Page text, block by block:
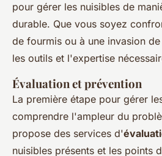
pour gérer les nuisibles de
durable. Que vous soyez
de fourmis ou à une invasion
les outils et l'expertise
Évaluation et prévention
La première étape pour gérer
comprendre l'ampleur du
propose des services d'
nuisibles présents et les points